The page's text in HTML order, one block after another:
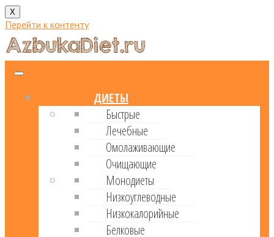
X
Перейти к контенту
ДИЕТЫ
Быстрые
Лечебные
Омолаживающие
Очищающие
Монодиеты
Низкоуглеводные
Низкокалорийные
Белковые